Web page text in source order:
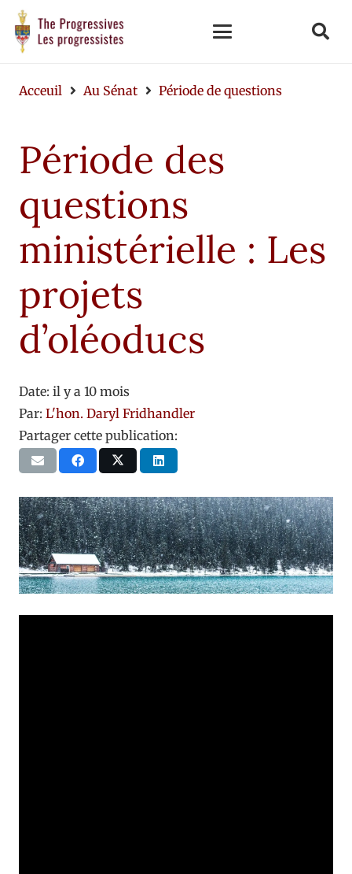
Acceuil Au Sénat Période de questions
Période des
questions
ministérielle : Les
projets
d’oléoducs
Date: il y a 10 mois
Par: L'hon. Daryl Fridhandler
Partager cette publication: